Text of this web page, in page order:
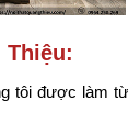
Thiệu:
tôi được làm